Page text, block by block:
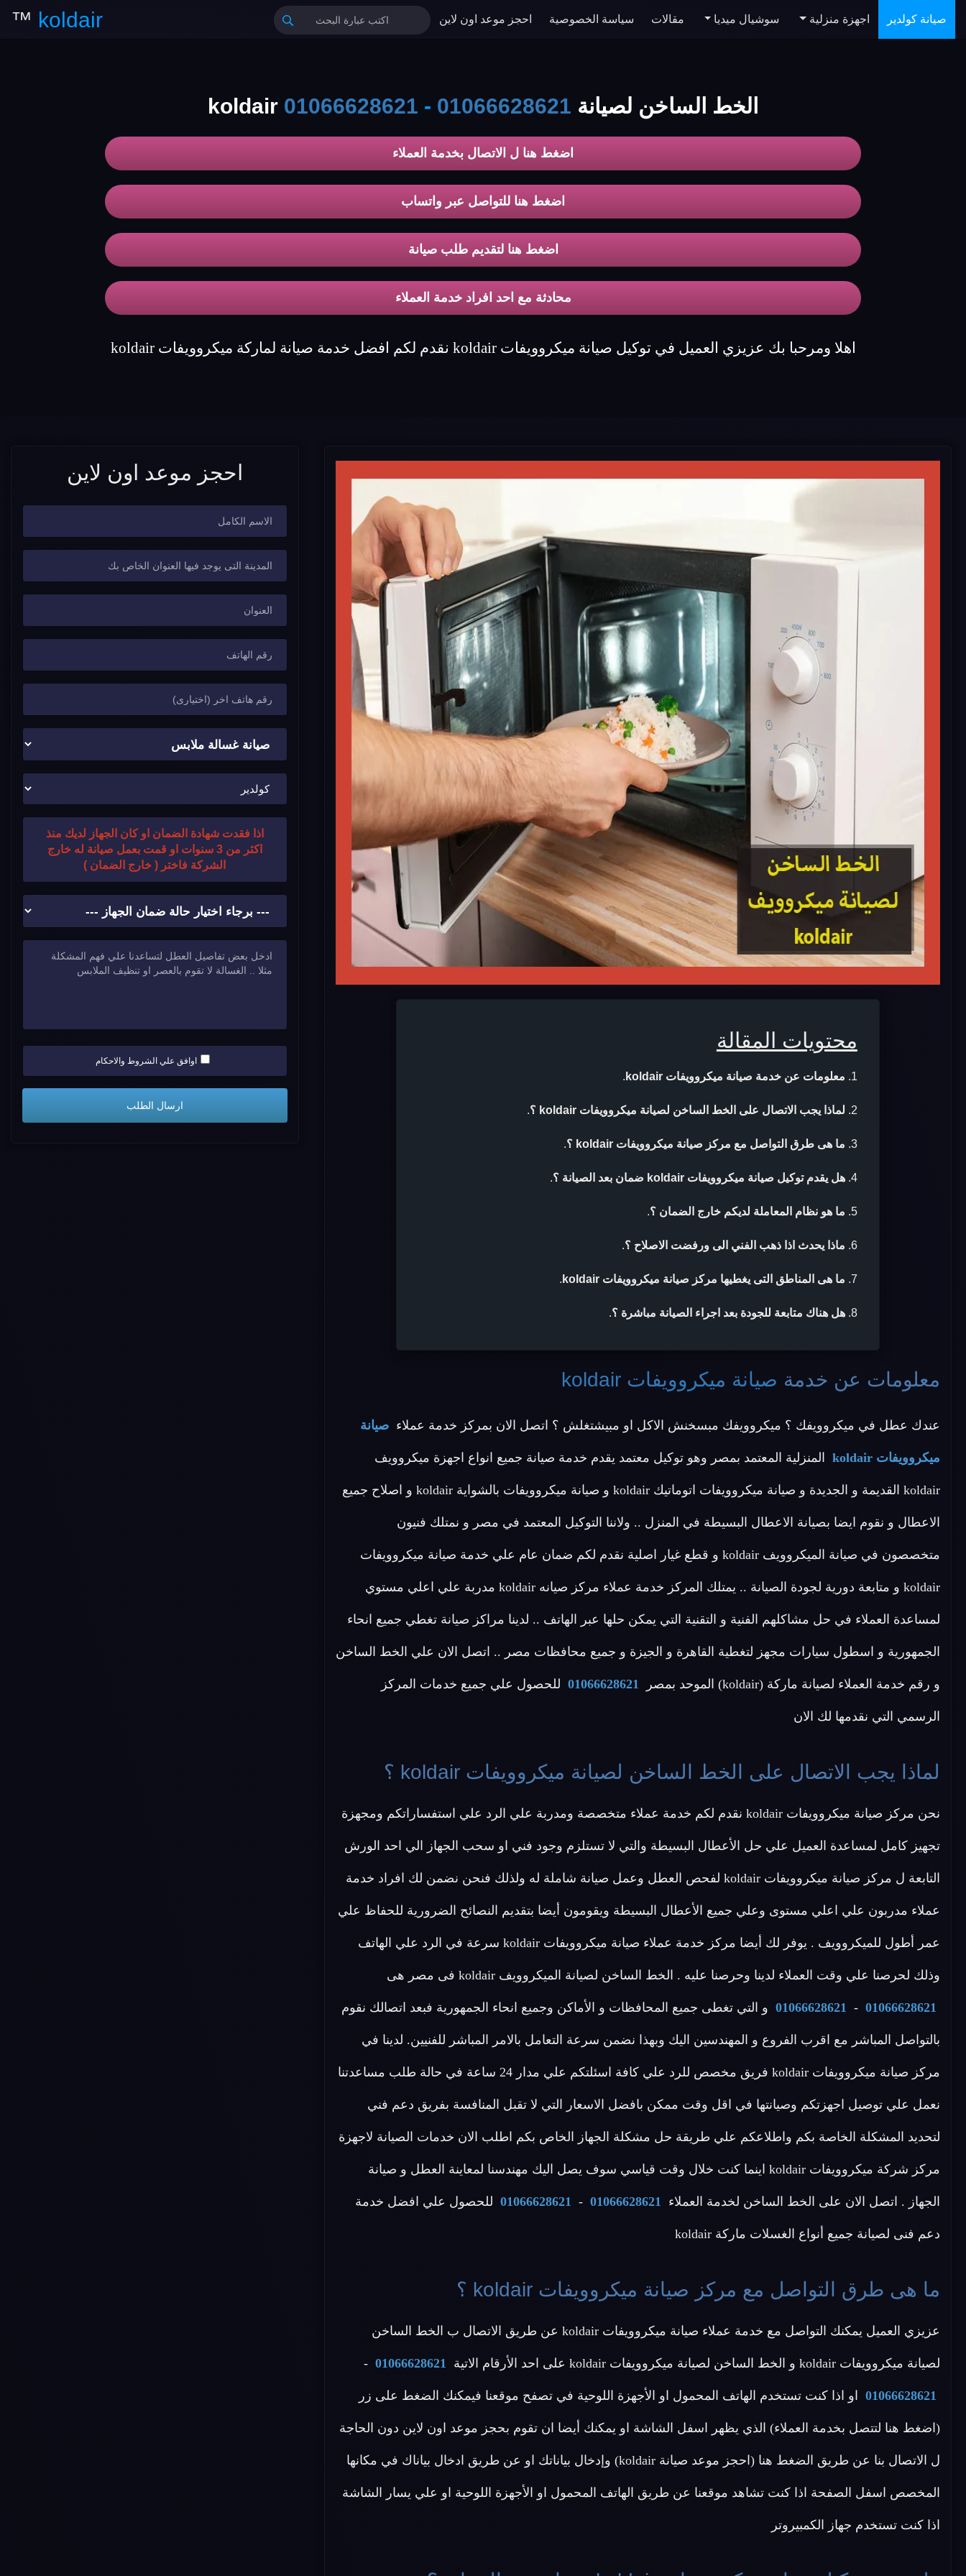
koldair
™ صيانة كولدير اجهزة منزلية سوشيال ميديا مقالات سياسة الخصوصية احجز موعد اون لاين
الخط الساخن لصيانة koldair 01066628621 - 01066628621
اضغط هنا ل الاتصال بخدمة العملاء
اضغط هنا للتواصل عبر واتساب
اضغط هنا لتقديم طلب صيانة
محادثة مع احد افراد خدمة العملاء
اهلا ومرحبا بك عزيزي العميل في توكيل صيانة ميكروويفات koldair نقدم لكم افضل خدمة صيانة لماركة ميكروويفات koldair
محتويات المقالة
معلومات عن خدمة صيانة ميكروويفات koldair .
لماذا يجب الاتصال على الخط الساخن لصيانة ميكروويفات koldair ؟ .
ما هى طرق التواصل مع مركز صيانة ميكروويفات koldair ؟ .
هل يقدم توكيل صيانة ميكروويفات koldair ضمان بعد الصيانة ؟ .
ما هو نظام المعاملة لديكم خارج الضمان ؟.
ماذا يحدث اذا ذهب الفني الى ورفضت الاصلاح ؟.
ما هى المناطق التى يغطيها مركز صيانة ميكروويفات koldair .
هل هناك متابعة للجودة بعد اجراء الصيانة مباشرة ؟.
معلومات عن خدمة صيانة ميكروويفات koldair
عندك عطل في ميكروويفك ؟ ميكروويفك مبسخنش الاكل او مبيشتغلش ؟ اتصل الان بمركز خدمة عملاء صيانة
ميكروويفات koldair المنزلية المعتمد بمصر وهو توكيل معتمد يقدم خدمة صيانة جميع انواع اجهزة ميكروويف
koldair القديمة و الجديدة و صيانة ميكروويفات اتوماتيك koldair و صيانة ميكروويفات بالشواية koldair و اصلاح جميع
الاعطال و نقوم ايضا بصيانة الاعطال البسيطة في المنزل .. ولاننا التوكيل المعتمد في مصر و نمتلك فنيون
متخصصون في صيانة الميكروويف koldair و قطع غيار اصلية نقدم لكم ضمان عام علي خدمة صيانة ميكروويفات
koldair و متابعة دورية لجودة الصيانة .. يمتلك المركز خدمة عملاء مركز صيانه koldair مدربة علي اعلي مستوي
لمساعدة العملاء في حل مشاكلهم الفنية و التقنية التي يمكن حلها عبر الهاتف .. لدينا مراكز صيانة تغطي جميع انحاء
الجمهورية و اسطول سيارات مجهز لتغطية القاهرة و الجيزة و جميع محافظات مصر .. اتصل الان علي الخط الساخن
و رقم خدمة العملاء لصيانة ماركة (koldair) الموحد بمصر 01066628621 للحصول علي جميع خدمات المركز
الرسمي التي نقدمها لك الان
لماذا يجب الاتصال على الخط الساخن لصيانة ميكروويفات koldair ؟
نحن مركز صيانة ميكروويفات koldair نقدم لكم خدمة عملاء متخصصة ومدربة علي الرد علي استفساراتكم ومجهزة
تجهيز كامل لمساعدة العميل علي حل الأعطال البسيطة والتي لا تستلزم وجود فني او سحب الجهاز الي احد الورش
التابعة ل مركز صيانة ميكروويفات koldair لفحص العطل وعمل صيانة شاملة له ولذلك فنحن نضمن لك افراد خدمة
عملاء مدربون علي اعلي مستوى وعلي جميع الأعطال البسيطة ويقومون أيضا بتقديم النصائح الضرورية للحفاظ علي
عمر أطول للميكروويف . يوفر لك أيضا مركز خدمة عملاء صيانة ميكروويفات koldair سرعة في الرد علي الهاتف
وذلك لحرصنا علي وقت العملاء لدينا وحرصنا عليه . الخط الساخن لصيانة الميكروويف koldair فى مصر هى
01066628621
-
01066628621 و التي تغطى جميع المحافظات و الأماكن وجميع انحاء الجمهورية فبعد اتصالك نقوم
بالتواصل المباشر مع اقرب الفروع و المهندسين اليك وبهذا نضمن سرعة التعامل بالامر المباشر للفنيين. لدينا في
مركز صيانة ميكروويفات koldair فريق مخصص للرد علي كافة اسئلتكم علي مدار 24 ساعة في حالة طلب مساعدتنا
نعمل علي توصيل اجهزتكم وصيانتها في اقل وقت ممكن بافضل الاسعار التي لا تقبل المنافسة بفريق دعم فني
لتحديد المشكلة الخاصة بكم واطلاعكم علي طريقة حل مشكلة الجهاز الخاص بكم اطلب الان خدمات الصيانة لاجهزة
مركز شركة ميكروويفات koldair اينما كنت خلال وقت قياسي سوف يصل اليك مهندسنا لمعاينة العطل و صيانة
الجهاز . اتصل الان على الخط الساخن لخدمة العملاء 01066628621
-
01066628621 للحصول علي افضل خدمة
دعم فنى لصيانة جميع أنواع الغسلات ماركة koldair
ما هى طرق التواصل مع مركز صيانة ميكروويفات koldair ؟
عزيزي العميل يمكنك التواصل مع خدمة عملاء صيانة ميكروويفات koldair عن طريق الاتصال ب الخط الساخن
لصيانة ميكروويفات koldair و الخط الساخن لصيانة ميكروويفات koldair على احد الأرقام الاتية 01066628621
-
01066628621 او اذا كنت تستخدم الهاتف المحمول او الأجهزة اللوحية في تصفح موقعنا فيمكنك الضغط على زر
(اضغط هنا لتتصل بخدمة العملاء) الذي يظهر اسفل الشاشة او يمكنك أيضا ان تقوم بحجز موعد اون لاين دون الحاجة
ل الاتصال بنا عن طريق الضغط هنا (احجز موعد صيانة koldair) وإدخال بياناتك او عن طريق ادخال بياناك في مكانها
المخصص اسفل الصفحة اذا كنت تشاهد موقعنا عن طريق الهاتف المحمول او الأجهزة اللوحية او علي يسار الشاشة
اذا كنت تستخدم جهاز الكمبيروتر
احجز موعد اون لاين
اذا فقدت شهادة الضمان او كان الجهاز لديك منذ
اكثر من 3 سنوات او قمت بعمل صيانة له خارج
الشركة فاختر ( خارج الضمان )
اوافق علي الشروط والاحكام